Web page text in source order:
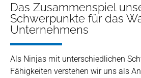
Das Zusammenspiel
Schwerpunkte für das
Unternehmens
Als Ninjas mit unterschiedlichen
Fähigkeiten verstehen wir uns als